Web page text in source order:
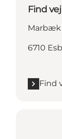
Find vej
Marbæk
6710
Find